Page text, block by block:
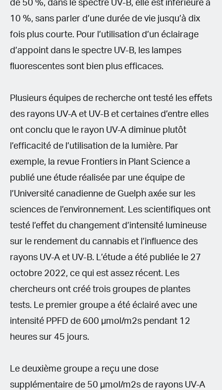
de 50 %, dans le spectre UV-B, elle est inférieure à
10 %, sans parler d’une durée de vie jusqu’à dix
fois plus courte. Pour l’utilisation d’un éclairage
d’appoint dans le spectre UV-B, les lampes
ﬂuorescentes sont bien plus efficaces.
Plusieurs équipes de recherche ont testé les eﬀets
des rayons UV-A et UV-B et certaines d’entre elles
ont conclu que le rayon UV-A diminue plutôt
l’efficacité de l’utilisation de la lumière. Par
exemple, la revue Frontiers in Plant Science a
publié une étude réalisée par une équipe de
l’Université canadienne de Guelph axée sur les
sciences de l’environnement. Les scientifiques ont
testé l’eﬀet du changement d’intensité lumineuse
sur le rendement du cannabis et l’inﬂuence des
rayons UV-A et UV-B. L’étude a été publiée le 27
octobre 2022, ce qui est assez récent. Les
chercheurs ont créé trois groupes de plantes
tests. Le premier groupe a été éclairé avec une
intensité PPFD de 600 μmol/m2s pendant 12
heures sur 45 jours.
Le deuxième groupe a reçu une dose
supplémentaire de 50 μmol/m2s de rayons UV-A